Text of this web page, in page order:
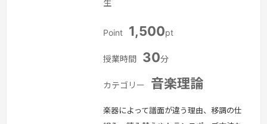
生
Point 1,500pt
授業時間 30分
カテゴリー 音楽理論
楽器によって譜面が違う理由、移調の仕